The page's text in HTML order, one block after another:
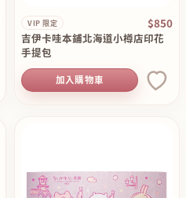
VIP 限定 $850
吉伊卡哇本鋪北海道小樽店印花
手提包
加入購物車